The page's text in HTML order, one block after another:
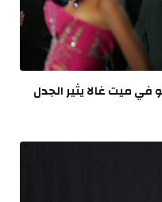
في ميت غالا يثير الجدل